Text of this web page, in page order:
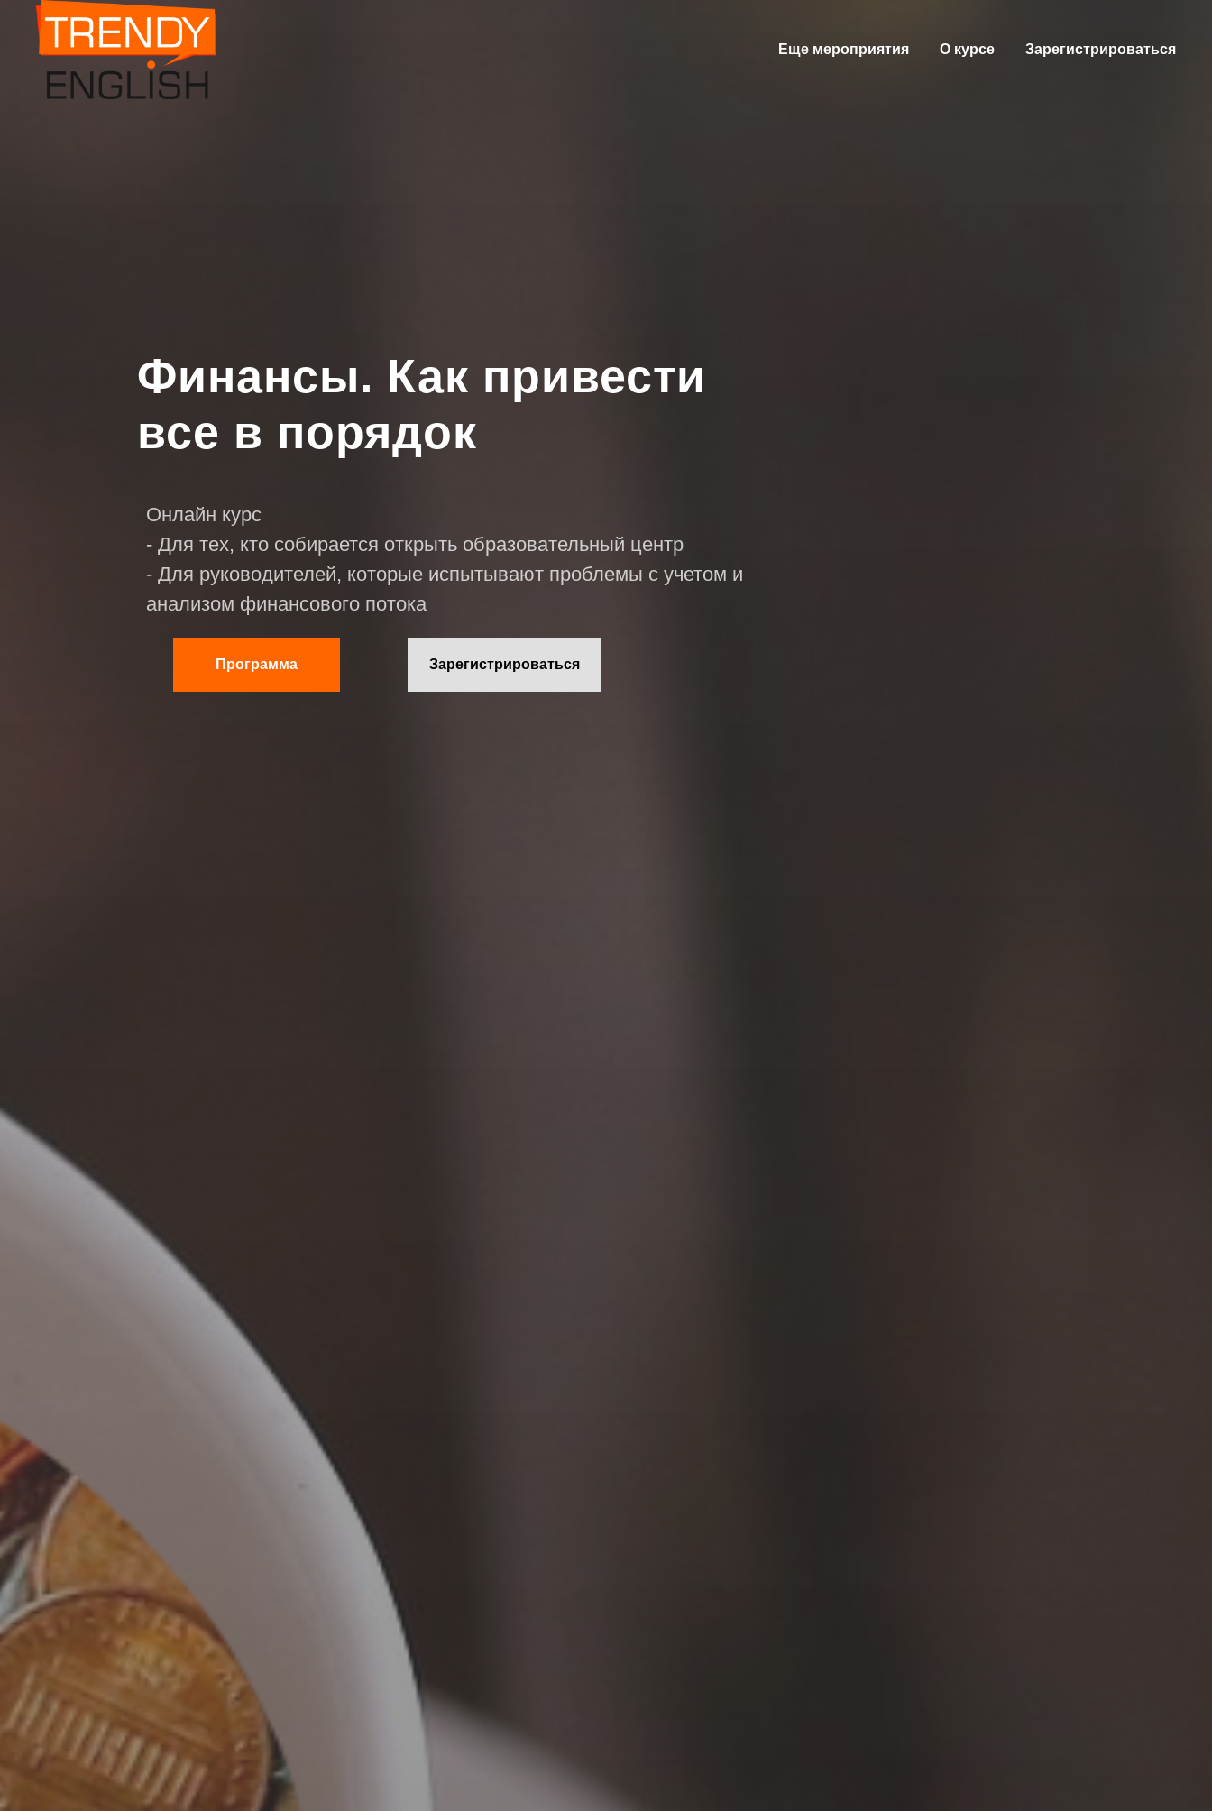
Еще мероприятия О курсе Зарегистрироваться
Финансы. Как привести
все в порядок
Онлайн курс
- Для тех, кто собирается открыть образовательный центр
- Для руководителей, которые испытывают проблемы с учетом и
анализом финансового потока
Программа Зарегистрироваться